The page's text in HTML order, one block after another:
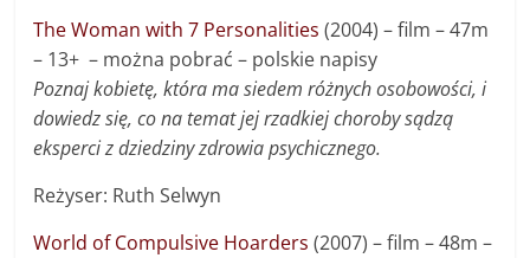
The Woman with 7 Personalities (2004) – film – 47m
– 13+ – można pobrać – polskie napisy
Poznaj kobietę, która ma siedem różnych osobowości, i
dowiedz się, co na temat jej rzadkiej choroby sądzą
eksperci z dziedziny zdrowia psychicznego.
Reżyser: Ruth Selwyn
World of Compulsive Hoarders (2007) – film – 48m –